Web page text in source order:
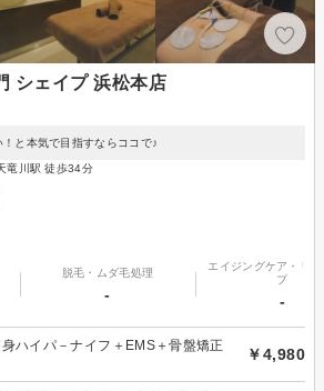
シェイプ 浜松本店
と本気で目指すならココで♪
竜川駅 徒歩34分
脱毛・ムダ毛処理
-
エイジングケア・リ
プ
-
ハイパ－ナイフ＋EMS＋骨盤矯正
￥4,980